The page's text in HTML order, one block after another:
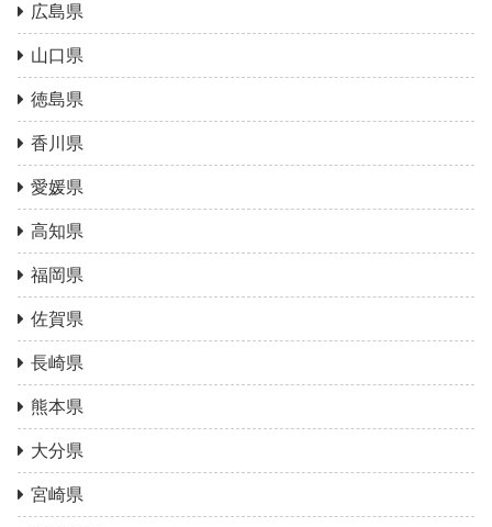
広島県
山口県
徳島県
香川県
愛媛県
高知県
福岡県
佐賀県
長崎県
熊本県
大分県
宮崎県